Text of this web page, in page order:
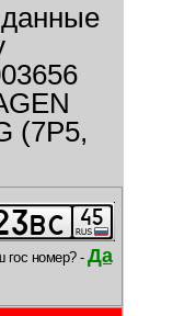
(7P5,
гос номер? -Да